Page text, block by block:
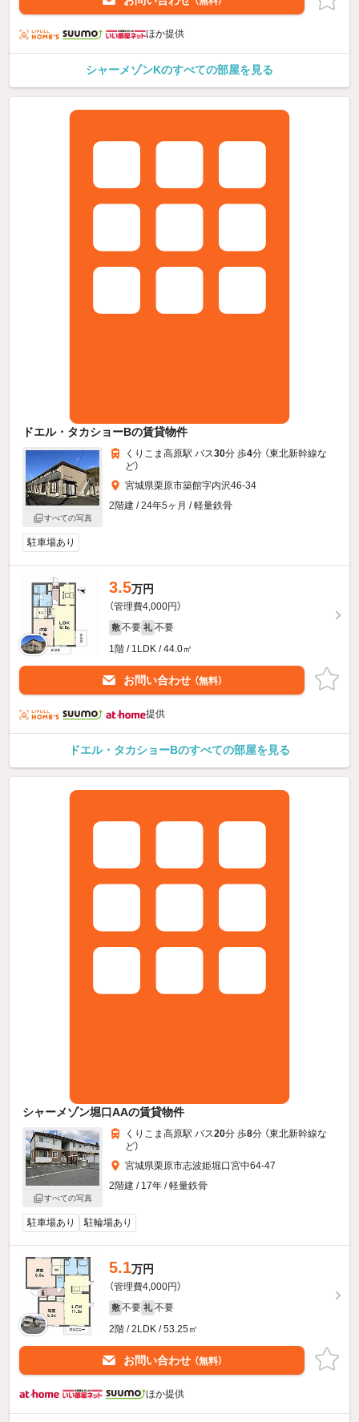
ほか提供
シャーメゾンKのすべての部屋を見る
ドエル・タカショーBの賃貸物件
すべての写真
くりこま高原駅 バス30分 歩4分 （東北新幹線な
ど）
宮城県栗原市築館字内沢46-34
2階建 / 24年5ヶ月 / 軽量鉄骨
駐車場あり
3.5万円
（管理費4,000円）
敷 不要 礼 不要
1階 / 1LDK / 44.0㎡
お問い合わせ （無料）
提供
ドエル・タカショーBのすべての部屋を見る
シャーメゾン堀口AAの賃貸物件
すべての写真
くりこま高原駅 バス20分 歩8分 （東北新幹線な
ど）
宮城県栗原市志波姫堀口宮中64-47
2階建 / 17年 / 軽量鉄骨
駐車場あり 駐輪場あり
5.1万円
（管理費4,000円）
敷 不要 礼 不要
2階 / 2LDK / 53.25㎡
お問い合わせ （無料）
ほか提供